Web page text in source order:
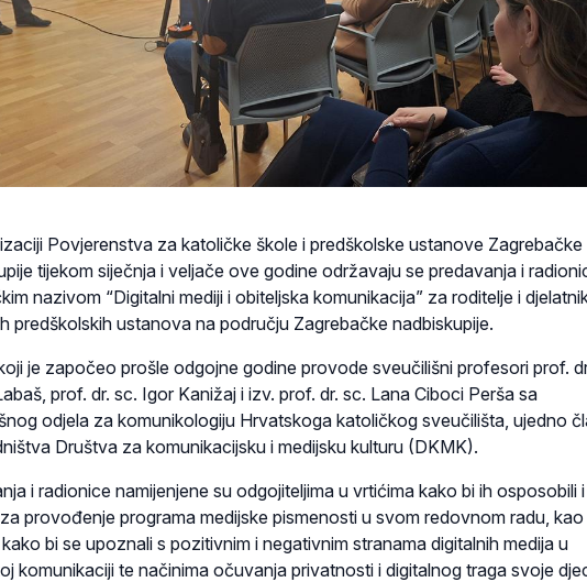
Povjerenstva za katoličke škole i predškolske ustanove Zagrebačke
tijekom siječnja i veljače ove godine održavaju se predavanja i
nazivom “Digitalni mediji i obiteljska komunikacija” za roditelje i
predškolskih ustanova na području Zagrebačke nadbiskupije.
je započeo prošle odgojne godine provode sveučilišni profesori prof.
prof. dr. sc. Igor Kanižaj i izv. prof. dr. sc. Lana Ciboci Perša sa
odjela za komunikologiju Hrvatskoga katoličkog sveučilišta, ujedno
Društva za komunikacijsku i medijsku kulturu (DKMK).
i radionice namijenjene su odgojiteljima u vrtićima kako bi ih osposobili i
provođenje programa medijske pismenosti u svom redovnom radu,
bi se upoznali s pozitivnim i negativnim stranama digitalnih medija u
komunikaciji te načinima očuvanja privatnosti i digitalnog traga svoje